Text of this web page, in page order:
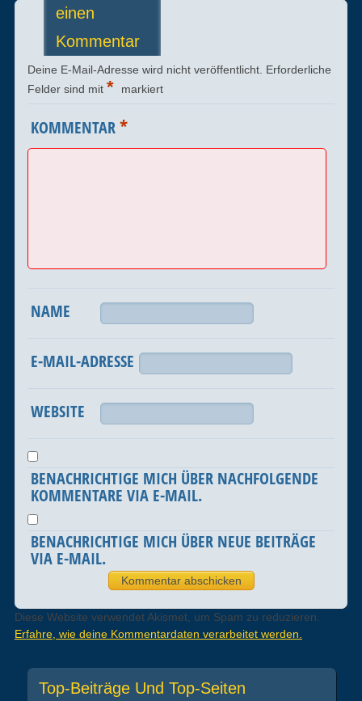
einen
Kommentar
Deine E-Mail-Adresse wird nicht veröffentlicht. Erforderliche
Felder sind mit * markiert
KOMMENTAR*
NAME
E-MAIL-ADRESSE
WEBSITE
BENACHRICHTIGE MICH ÜBER NACHFOLGENDE
KOMMENTARE VIA E-MAIL.
BENACHRICHTIGE MICH ÜBER NEUE BEITRÄGE
VIA E-MAIL.
Diese Website verwendet Akismet, um Spam zu reduzieren.
Erfahre, wie deine Kommentardaten verarbeitet werden.
Top-Beiträge Und Top-Seiten